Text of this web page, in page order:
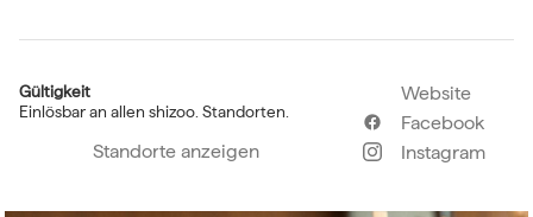
Gültigkeit
Einlösbar an allen shizoo. Standorten.
Standorte anzeigen
Website
Facebook
Instagram